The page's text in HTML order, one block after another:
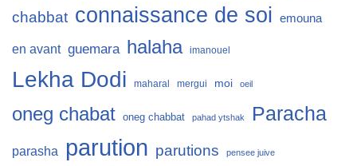
chabbat connaissance de soi emouna
en avant guemara halaha imanouel
Lekha Dodi maharal mergui moi oeil
oneg chabat oneg chabbat pahad ytshak Paracha
parasha parution parutions pensee juive